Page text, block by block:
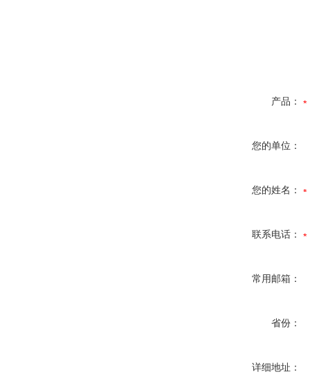
产品：
您的单位：
您的姓名：
联系电话：
常用邮箱：
省份：
详细地址：